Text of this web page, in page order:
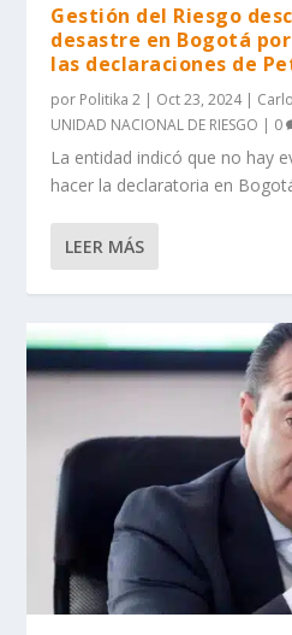
Gestión del Riesgo
desastre en Bogotá
las declaraciones de
por Politika 2 | Oct 23, 2024|
UNIDAD NACIONAL DE RIESGO | 0
La entidad indicó que no hay
hacer la declaratoria en
LEER MÁS